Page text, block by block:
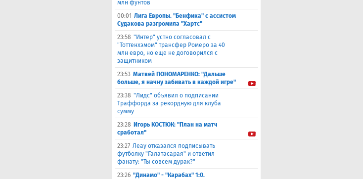
млн фунтов
00:01 Лига Европы. "Бенфика" с ассистом
Судакова разгромила "Хартс"
23:58 "Интер" устно согласовал с
"Тоттенхэмом" трансфер Ромеро за 40
млн евро, но еще не договорился с
защитником
23:53 Матвей ПОНОМАРЕНКО: "Дальше
больше, я начну забивать в каждой игре"
23:38 "Лидс" объявил о подписании
Траффорда за рекордную для клуба
сумму
23:28 Игорь КОСТЮК: "План на матч
сработал"
23:27 Леау отказался подписывать
футболку "Галатасарая" и ответил
фанату: "Ты совсем дурак?"
23:26 "Динамо" - "Карабах" 1:0.